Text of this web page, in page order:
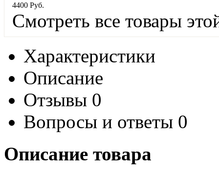
4400 Руб.
Смотреть все товары
Характеристики
Описание
Отзывы 0
Вопросы и ответы 0
Описание товара